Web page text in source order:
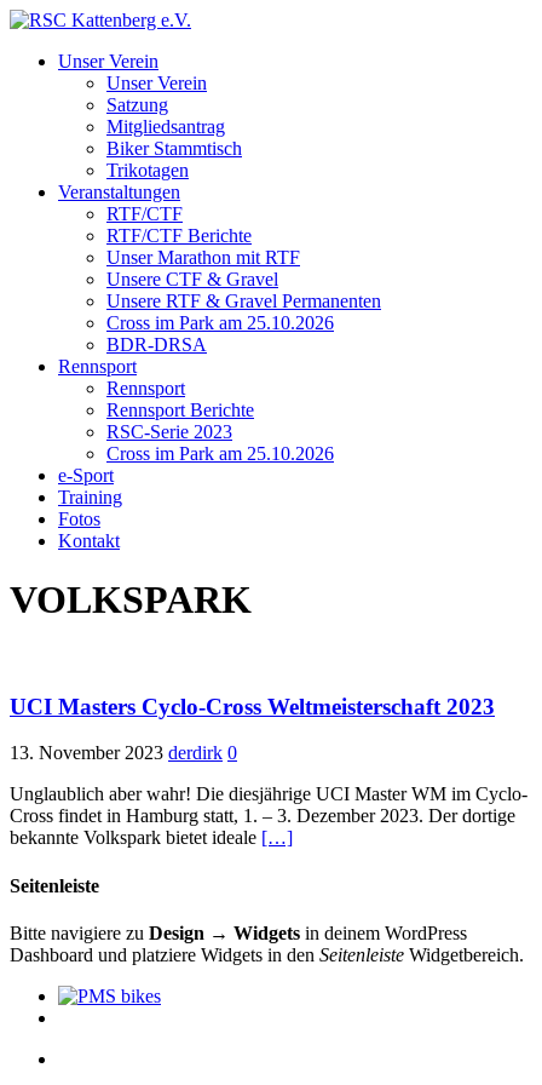
Unser Verein
Unser Verein
Satzung
Mitgliedsantrag
Biker Stammtisch
Trikotagen
Veranstaltungen
RTF/CTF
RTF/CTF Berichte
Unser Marathon mit RTF
Unsere CTF & Gravel
Unsere RTF & Gravel Permanenten
Cross im Park am 25.10.2026
BDR-DRSA
Rennsport
Rennsport
Rennsport Berichte
RSC-Serie 2023
Cross im Park am 25.10.2026
e-Sport
Training
Fotos
Kontakt
VOLKSPARK
UCI Masters Cyclo-Cross Weltmeisterschaft 2023
13. November 2023 derdirk 0
Unglaublich aber wahr! Die diesjährige UCI Master WM im Cyclo-
Cross findet in Hamburg statt, 1. – 3. Dezember 2023. Der dortige
bekannte Volkspark bietet ideale […]
Seitenleiste
Bitte navigiere zu Design → Widgets in deinem WordPress
Dashboard und platziere Widgets in den Seitenleiste Widgetbereich.